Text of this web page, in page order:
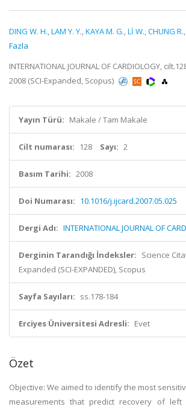
DING W. H.,LAM Y. Y.,KAYA M. G.,Lİ W.,CHUNG R.,
Fazla
INTERNATIONAL JOURNAL OF CARDIOLOGY,
2008 (SCI-Expanded, Scopus)
Yayın Türü: Makale / Tam Makale
Cilt numarası: 128 Sayı: 2
Basım Tarihi: 2008
Doi Numarası: 10.1016/j.ijcard.2007.05.025
Dergi Adı: INTERNATIONAL JOURNAL OF
Derginin Tarandığı İndeksler: Science
Expanded (SCI-EXPANDED), Scopus
Sayfa Sayıları: ss.178-184
Erciyes Üniversitesi Adresli: Evet
Özet
Objective: We aimed to identify the most
measurements that predict recovery of left